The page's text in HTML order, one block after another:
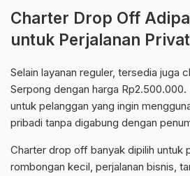
Charter Drop Off
untuk Perjalanan Privat
Selain layanan reguler, tersedia juga
Serpong dengan harga
untuk pelanggan yang ingin
pribadi tanpa digabung dengan
Charter drop off banyak dipilih untuk
rombongan kecil, perjalanan bisnis,